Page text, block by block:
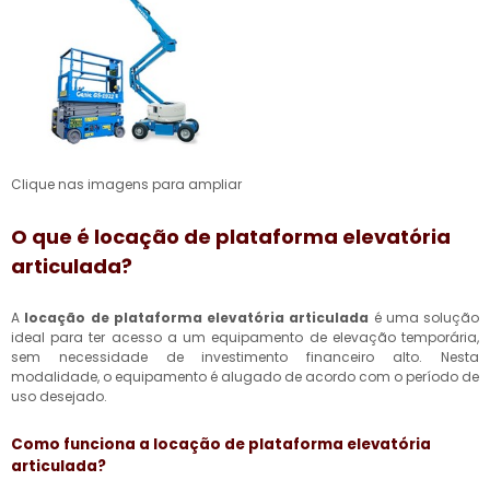
Clique nas imagens para ampliar
O que é locação de plataforma elevatória
articulada?
A locação de plataforma elevatória articulada é uma solução
ideal para ter acesso a um equipamento de elevação temporária,
sem necessidade de investimento financeiro alto. Nesta
modalidade, o equipamento é alugado de acordo com o período de
uso desejado.
Como funciona a locação de plataforma elevatória
articulada?